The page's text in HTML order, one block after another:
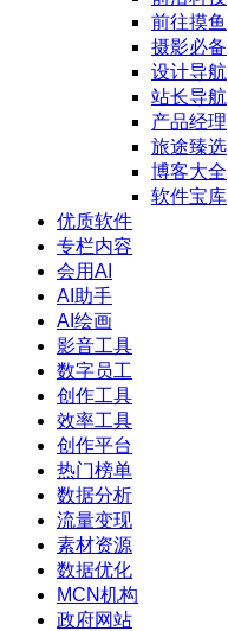
前往摸鱼
摄影必备
设计导航
站长导航
产品经理
旅途臻选
博客大全
软件宝库
优质软件
专栏内容
会用AI
AI助手
AI绘画
影音工具
数字员工
创作工具
效率工具
创作平台
热门榜单
数据分析
流量变现
素材资源
数据优化
MCN机构
政府网站